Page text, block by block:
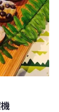
重返舊部落
「部落蔬
山芋和地瓜
採的蔬菜，